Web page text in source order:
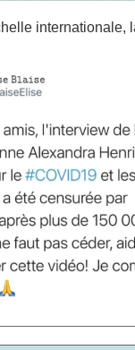
internationale,